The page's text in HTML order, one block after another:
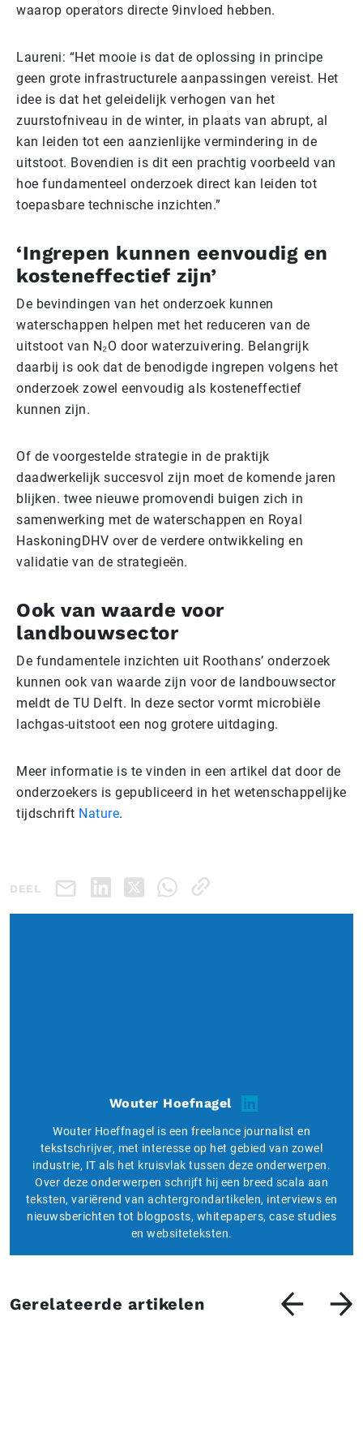
waarop operators directe 9invloed hebben.
Laureni: “Het mooie is dat de oplossing in principe
geen grote infrastructurele aanpassingen vereist. Het
idee is dat het geleidelijk verhogen van het
zuurstofniveau in de winter, in plaats van abrupt, al
kan leiden tot een aanzienlijke vermindering in de
uitstoot. Bovendien is dit een prachtig voorbeeld van
hoe fundamenteel onderzoek direct kan leiden tot
toepasbare technische inzichten.”
‘Ingrepen kunnen eenvoudig en
kosteneffectief zijn’
De bevindingen van het onderzoek kunnen
waterschappen helpen met het reduceren van de
uitstoot van N₂O door waterzuivering. Belangrijk
daarbij is ook dat de benodigde ingrepen volgens het
onderzoek zowel eenvoudig als kosteneffectief
kunnen zijn.
Of de voorgestelde strategie in de praktijk
daadwerkelijk succesvol zijn moet de komende jaren
blijken. twee nieuwe promovendi buigen zich in
samenwerking met de waterschappen en Royal
HaskoningDHV over de verdere ontwikkeling en
validatie van de strategieën.
Ook van waarde voor
landbouwsector
De fundamentele inzichten uit Roothans’ onderzoek
kunnen ook van waarde zijn voor de landbouwsector
meldt de TU Delft. In deze sector vormt microbiële
lachgas-uitstoot een nog grotere uitdaging.
Meer informatie is te vinden in een artikel dat door de
onderzoekers is gepubliceerd in het wetenschappelijke
tijdschrift Nature.
DEEL
Wouter Hoefnagel
Wouter Hoeffnagel is een freelance journalist en
tekstschrijver, met interesse op het gebied van zowel
industrie, IT als het kruisvlak tussen deze onderwerpen.
Over deze onderwerpen schrijft hij een breed scala aan
teksten, variërend van achtergrondartikelen, interviews en
nieuwsberichten tot blogposts, whitepapers, case studies
en websiteteksten.
Gerelateerde artikelen